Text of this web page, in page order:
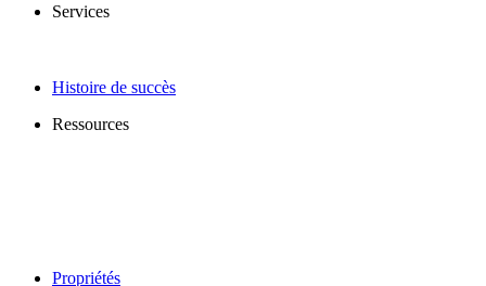
Services
Histoire de succès
Ressources
Propriétés